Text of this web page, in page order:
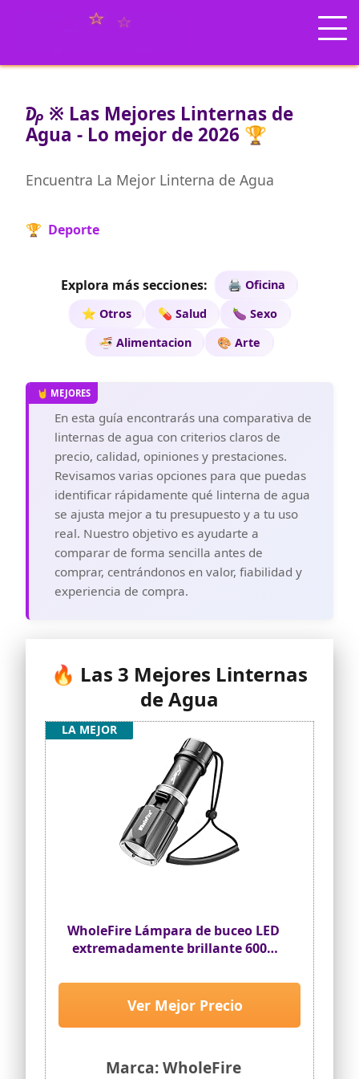
₯ ※ Las Mejores Linternas de
Agua - Lo mejor de 2026 🏆
Encuentra La Mejor Linterna de Agua
🏆 Deporte
Explora más secciones:
🖨️ Oficina
⭐ Otros
💊 Salud
🍆 Sexo
🍜 Alimentacion
🎨 Arte
En esta guía encontrarás una comparativa de
linternas de agua con criterios claros de
precio, calidad, opiniones y prestaciones.
Revisamos varias opciones para que puedas
identificar rápidamente qué linterna de agua
se ajusta mejor a tu presupuesto y a tu uso
real. Nuestro objetivo es ayudarte a
comparar de forma sencilla antes de
comprar, centrándonos en valor, fiabilidad y
experiencia de compra.
🔥 Las 3 Mejores Linternas
de Agua
WholeFire Lámpara de buceo LED
extremadamente brillante 6000
30 m, linterna subacuática,
XHP70 recargable, lámpara de
buceo para cuevas submarinas
Marca: WholeFire
Ver Mejor Precio
LA MEJOR